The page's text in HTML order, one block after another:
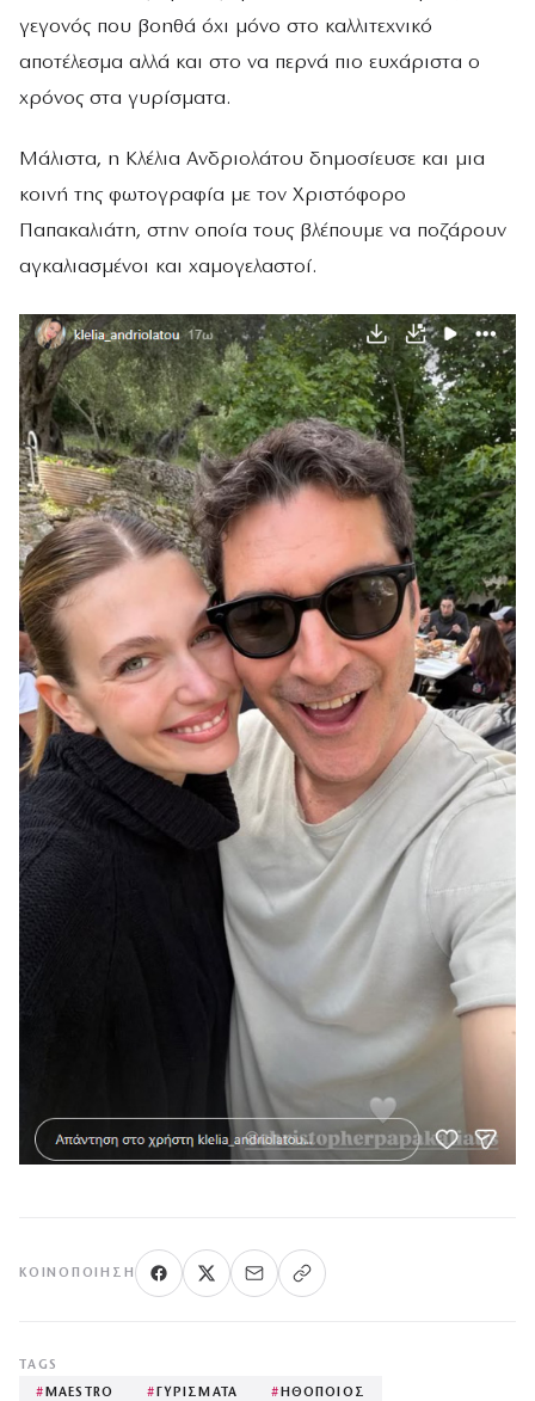
γεγονός που βοηθά όχι μόνο στο καλλιτεχνικό
αποτέλεσμα αλλά και στο να περνά πιο ευχάριστα ο
χρόνος στα γυρίσματα.
Μάλιστα, η Κλέλια Ανδριολάτου δημοσίευσε και μια
κοινή της φωτογραφία με τον Χριστόφορο
Παπακαλιάτη, στην οποία τους βλέπουμε να ποζάρουν
αγκαλιασμένοι και χαμογελαστοί.
ΚΟΙΝΟΠΟΊΗΣΗ
TAGS
# MAESTRO # ΓΥΡΙΣΜΑΤΑ # ΗΘΟΠΟΙΟΣ